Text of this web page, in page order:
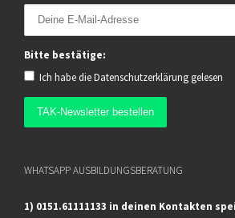
Bitte bestätige:
Ich habe dieDatenschutzerklärung gelesen
WHATSAPP AUSBILDUNGSBERATUNG
1) 0151.61111133 in deinen Kontakten